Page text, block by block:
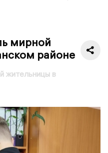
мирной
районе
жительницы в